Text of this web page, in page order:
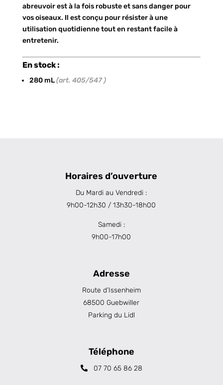
abreuvoir est à la fois robuste et sans danger pour
vos oiseaux. Il est conçu pour résister à une
utilisation quotidienne tout en restant facile à
entretenir.
En stock :
280 mL(art. 405/547 )
Horaires d’ouverture
Du Mardi au Vendredi :
9h00-12h30 / 13h30-18h00
Samedi :
9h00-17h00
Adresse
Route d’Issenheim
68500 Guebwiller
Parking du Lidl
Téléphone
07 70 65 86 28